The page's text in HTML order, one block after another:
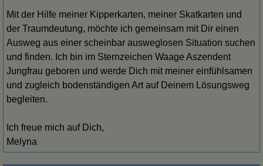
Mit der Hilfe meiner Kipperkarten, meiner Skatkarten und
der Traumdeutung, möchte ich gemeinsam mit Dir einen
Ausweg aus einer scheinbar ausweglosen Situation suchen
und finden. Ich bin im Sternzeichen Waage Aszendent
Jungfrau geboren und werde Dich mit meiner einfühlsamen
und zugleich bodenständigen Art auf Deinem Lösungsweg
begleiten.
Ich freue mich auf Dich,
Melyna